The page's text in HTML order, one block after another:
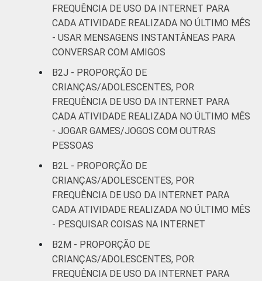
FREQUÊNCIA DE USO DA INTERNET PARA
CADA ATIVIDADE REALIZADA NO ÚLTIMO MÊS
- USAR MENSAGENS INSTANTÂNEAS PARA
CONVERSAR COM AMIGOS
B2J - PROPORÇÃO DE
CRIANÇAS/ADOLESCENTES, POR
FREQUÊNCIA DE USO DA INTERNET PARA
CADA ATIVIDADE REALIZADA NO ÚLTIMO MÊS
- JOGAR GAMES/JOGOS COM OUTRAS
PESSOAS
B2L - PROPORÇÃO DE
CRIANÇAS/ADOLESCENTES, POR
FREQUÊNCIA DE USO DA INTERNET PARA
CADA ATIVIDADE REALIZADA NO ÚLTIMO MÊS
- PESQUISAR COISAS NA INTERNET
B2M - PROPORÇÃO DE
CRIANÇAS/ADOLESCENTES, POR
FREQUÊNCIA DE USO DA INTERNET PARA